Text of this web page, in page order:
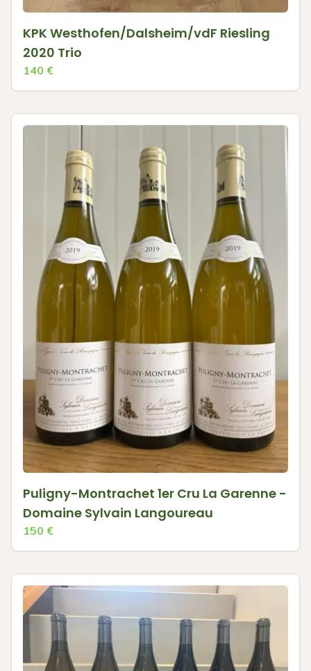
KPK Westhofen/Dalsheim/vdF Riesling
2020 Trio
140 €
Puligny-Montrachet 1er Cru La Garenne -
Domaine Sylvain Langoureau
150 €